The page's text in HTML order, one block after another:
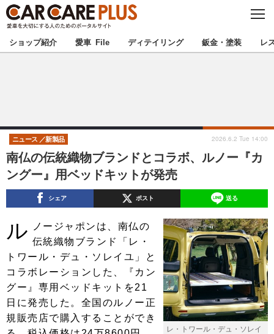
C
S
E
★カーケアプラス認定★ 厳選プロショップを地域から探す
甲信越 北陸
東海 関西
中国 四国
九州 沖縄
注目の記事
ショップレポート 愛車 File
自動車豆知識 ストップ！不具合修理＆粗悪修理
鈑金・塗装
ディテイリング
ディテイリング 洗車
ヘッドライト磨き コーティング
鈑金・塗装
小キズ直し 防錆
特集記事
ショップ紹介 愛車 File ディテイリング 鈑金・塗装 レ
南仏の伝統織物ブランドとコラボ、ルノー『カ
ングー』用ベッドキットが発売
ニュース 新製品 2026.6.2 Tue 14:00
シェア ポスト 送る
レ・トワール・デュ・ソレイ
ル
ノージャポンは、南仏の
伝統織物ブランド「レ・
トワール・デュ・ソレイユ」と
コラボレーションした、『カン
グー』専用ベッドキットを21
日に発売した。全国のルノー正
規販売店で購入することができ